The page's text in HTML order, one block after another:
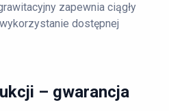
zapewnia ciągły
dostępnej
– gwarancja